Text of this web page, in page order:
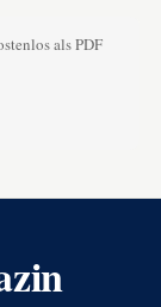
als PDF